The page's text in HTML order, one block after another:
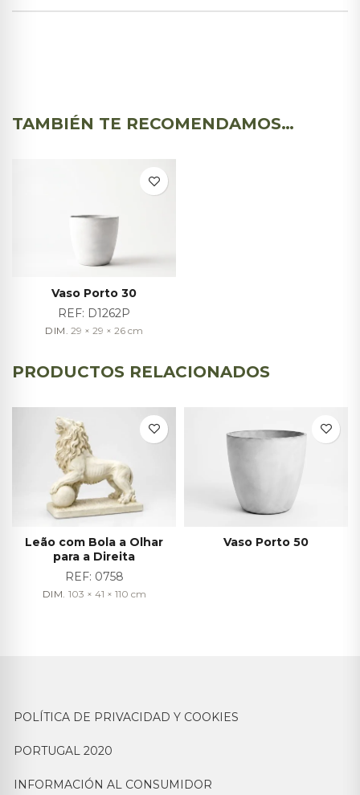
TAMBIÉN TE RECOMENDAMOS…
Vaso Porto 30
REF: D1262P
DIM. 29 × 29 × 26 cm
PRODUCTOS RELACIONADOS
Leão com Bola a Olhar
para a Direita
REF: 0758
DIM. 103 × 41 × 110 cm
Vaso Porto 50
POLÍTICA DE PRIVACIDAD Y COOKIES
PORTUGAL 2020
INFORMACIÓN AL CONSUMIDOR